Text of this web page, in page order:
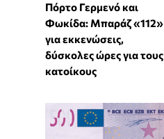
Πόρτο Γερμενό και
Φωκίδα: Μπαράζ «112»
για εκκενώσεις,
δύσκολες ώρες για τους
κατοίκους